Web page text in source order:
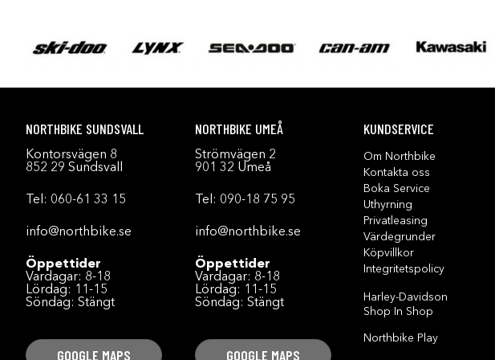
NORTHBIKE SUNDSVALL
Kontorsvägen 8
852 29 Sundsvall
Tel: 060-61 33 15
info@northbike.se
Öppettider
Vardagar: 8-18
Lördag: 11-15
Söndag: Stängt
GOOGLE MAPS
NORTHBIKE UMEÅ
Strömvägen 2
901 32 Umeå
Tel: 090-18 75 95
info@northbike.se
Öppettider
Vardagar: 8-18
Lördag: 11-15
Söndag: Stängt
GOOGLE MAPS
KUNDSERVICE
Om Northbike
Kontakta oss
Boka Service
Uthyrning
Privatleasing
Värdegrunder
Köpvillkor
Integritetspolicy
Harley-Davidson
Shop In Shop
Northbike Play